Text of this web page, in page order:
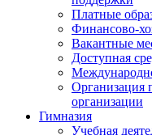
Платные
Финансово-
Вакантные
Доступная
Организация
организации
Гимназия
Учебная